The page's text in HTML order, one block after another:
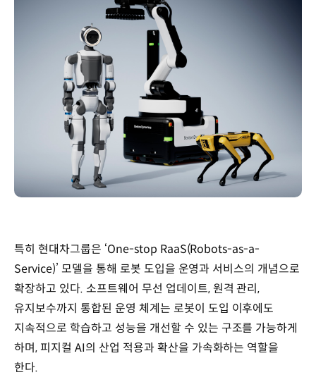
특히 현대차그룹은 ‘One-stop RaaS(Robots-as-a-
Service)’ 모델을 통해 로봇 도입을 운영과 서비스의 개념으로
확장하고 있다. 소프트웨어 무선 업데이트, 원격 관리,
유지보수까지 통합된 운영 체계는 로봇이 도입 이후에도
지속적으로 학습하고 성능을 개선할 수 있는 구조를 가능하게
하며, 피지컬 AI의 산업 적용과 확산을 가속화하는 역할을
한다.